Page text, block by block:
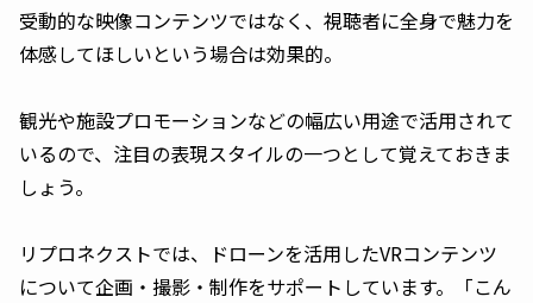
受動的な映像コンテンツではなく、視聴者に全身で魅力を
体感してほしいという場合は効果的。
観光や施設プロモーションなどの幅広い用途で活用されて
いるので、注目の表現スタイルの一つとして覚えておきま
しょう。
リプロネクストでは、ドローンを活用したVRコンテンツ
について企画・撮影・制作をサポートしています。「こん